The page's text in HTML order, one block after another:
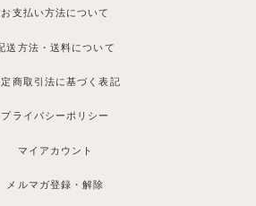
お支払い方法について
送方法・送料について
商取引法に基づく表記
プライバシーポリシー
マイアカウント
メルマガ登録・解除